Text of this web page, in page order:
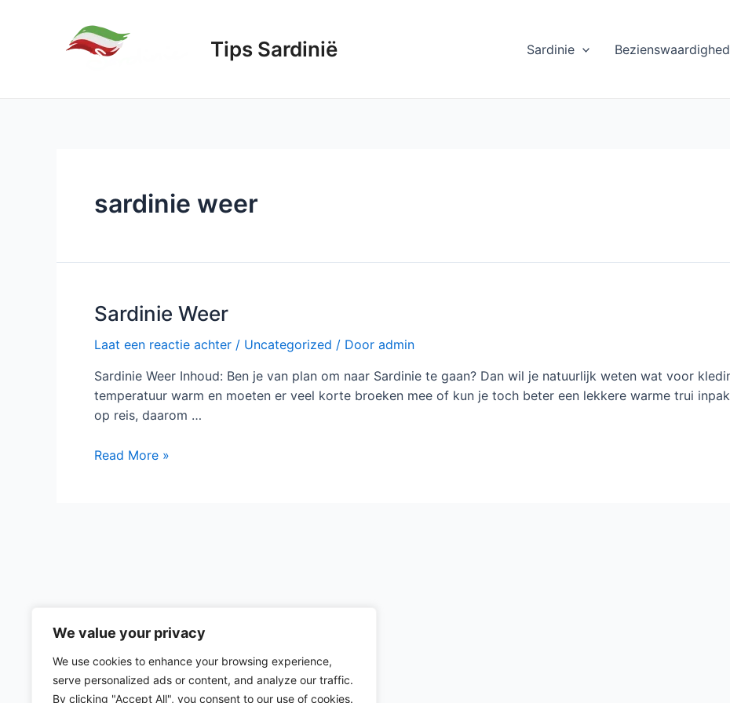
We value your privacy
We use cookies to enhance your browsing experience,
serve personalized ads or content, and analyze our traffic.
By clicking "Accept All", you consent to our use of cookies.
Tips Sardinië Sardinie
sardinie weer
Sardinie Weer
Laat een reactie achter / Uncategorized / Door admin
Sardinie Weer Inhoud: Ben je van plan om naar Sardinie te gaan? Dan wil je natuurlijk weten wat voor
temperatuur warm en moeten er veel korte broeken mee of kun je toch beter een lekkere warme trui
op reis, daarom …
Sardinie
Read More »